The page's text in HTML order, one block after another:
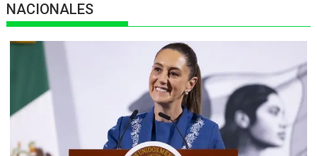
NACIONALES